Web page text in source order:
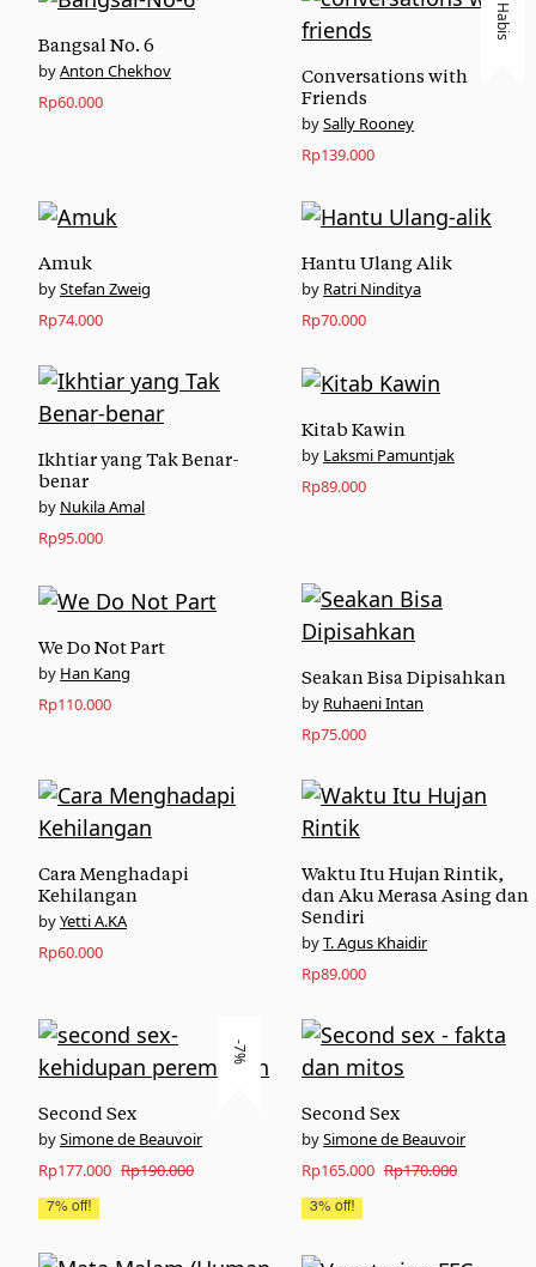
Bangsal No. 6
Anton Chekhov
Rp60.000
Habis
Conversations with
Friends
Sally Rooney
Rp139.000
Amuk
Stefan Zweig
Rp74.000
Hantu Ulang Alik
Ratri Ninditya
Rp70.000
Ikhtiar yang Tak Benar-
benar
Nukila Amal
Rp95.000
Kitab Kawin
Laksmi Pamuntjak
Rp89.000
We Do Not Part
Han Kang
Rp110.000
Seakan Bisa Dipisahkan
Ruhaeni Intan
Rp75.000
Cara Menghadapi
Kehilangan
Yetti A.KA
Rp60.000
Waktu Itu Hujan Rintik,
dan Aku Merasa Asing dan
Sendiri
T. Agus Khaidir
Rp89.000
-7%
Second Sex
Simone de Beauvoir
Rp190.000
Original
price
Rp177.000
Current
price
7% off!
Second Sex
Simone de Beauvoir
Rp170.000
Original
price
Rp165.000
Current
price
3% off!